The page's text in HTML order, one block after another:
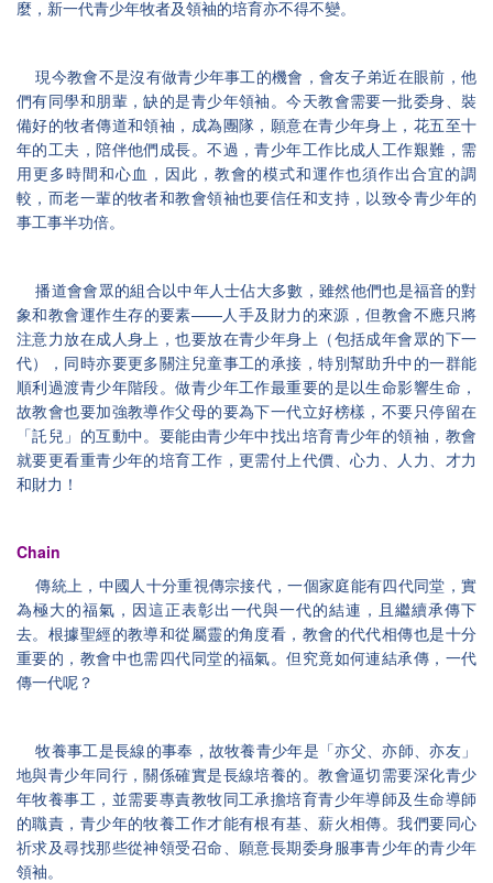
麼，新一代青少年牧者及領袖的培育亦不得不變。
現今教會不是沒有做青少年事工的機會，會友子弟近在眼前，他
們有同學和朋輩，缺的是青少年領袖。今天教會需要一批委身、裝
備好的牧者傳道和領袖，成為團隊，願意在青少年身上，花五至十
年的工夫，陪伴他們成長。不過，青少年工作比成人工作艱難，需
用更多時間和心血，因此，教會的模式和運作也須作出合宜的調
較，而老一輩的牧者和教會領袖也要信任和支持，以致令青少年的
事工事半功倍。
播道會會眾的組合以中年人士佔大多數，雖然他們也是福音的對
象和教會運作生存的要素——人手及財力的來源，但教會不應只將
注意力放在成人身上，也要放在青少年身上（包括成年會眾的下一
代），同時亦要更多關注兒童事工的承接，特別幫助升中的一群能
順利過渡青少年階段。做青少年工作最重要的是以生命影響生命，
故教會也要加強教導作父母的要為下一代立好榜樣，不要只停留在
「託兒」的互動中。要能由青少年中找出培育青少年的領袖，教會
就要更看重青少年的培育工作，更需付上代價、心力、人力、才力
和財力！
Chain
傳統上，中國人十分重視傳宗接代，一個家庭能有四代同堂，實
為極大的福氣，因這正表彰出一代與一代的結連，且繼續承傳下
去。根據聖經的教導和從屬靈的角度看，教會的代代相傳也是十分
重要的，教會中也需四代同堂的福氣。但究竟如何連結承傳，一代
傳一代呢？
牧養事工是長線的事奉，故牧養青少年是「亦父、亦師、亦友」
地與青少年同行，關係確實是長線培養的。教會逼切需要深化青少
年牧養事工，並需要專責教牧同工承擔培育青少年導師及生命導師
的職責，青少年的牧養工作才能有根有基、薪火相傳。我們要同心
祈求及尋找那些從神領受召命、願意長期委身服事青少年的青少年
領袖。